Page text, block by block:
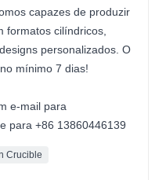
capazes de produzir
formatos cilíndricos,
personalizados. O
mínimo 7 dias!
e-mail para
para +86 13860446139
Crucible